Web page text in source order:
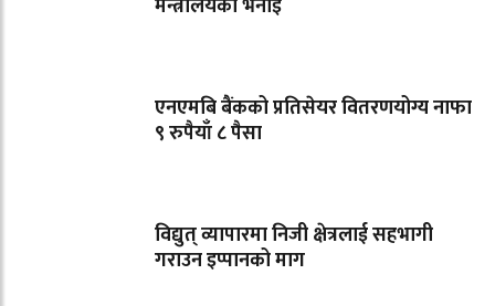
एनएमबि बैंकको प्रतिसेयर वितरणयोग्य नाफा
९ रुपैयाँ ८ पैसा
विद्युत् व्यापारमा निजी क्षेत्रलाई सहभागी
गराउन इप्पानको माग